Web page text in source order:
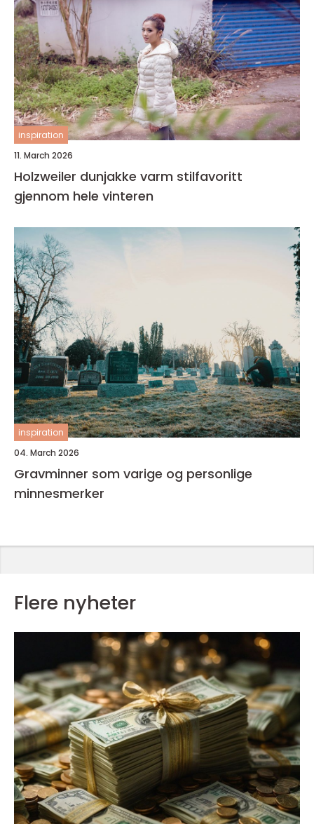
inspiration
11. March 2026
Holzweiler dunjakke varm stilfavoritt
gjennom hele vinteren
inspiration
04. March 2026
Gravminner som varige og personlige
minnesmerker
Flere nyheter